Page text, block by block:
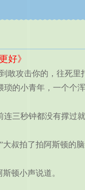
好》
攻击你的，往死里
的小青年，一个个
秒钟都没有撑过就
拍了拍阿斯顿的脑
顿小声说道。